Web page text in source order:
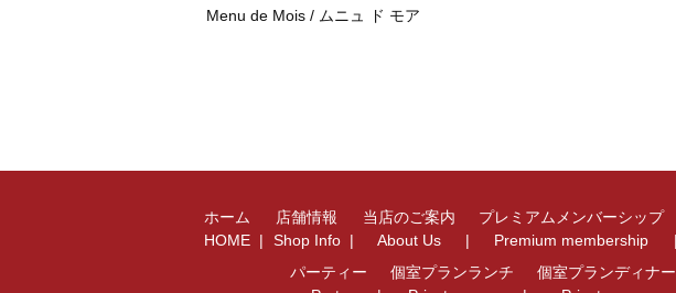
Menu de Mois / ムニュ ド モア
ホーム
HOME
店舗情報
Shop Info
当店のご案内
About Us
プレミアムメンバーシップ
Premium membership
パーティー
個室プランランチ
個室プランディナー